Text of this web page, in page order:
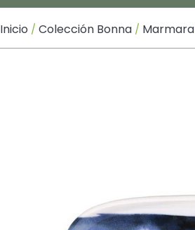
Inicio / Colección Bonna / Marmara